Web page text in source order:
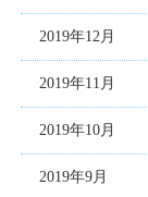
2019年12月
2019年11月
2019年10月
2019年9月